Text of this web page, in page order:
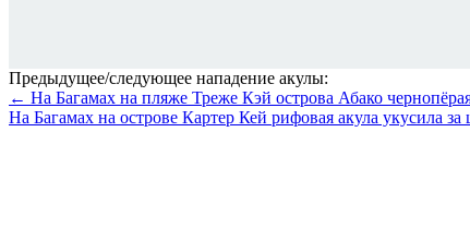
Предыдущее/следующее нападение акулы:
← На Багамах на пляже Треже Кэй острова Абако
На Багамах на острове Картер Кей рифовая акула укусила